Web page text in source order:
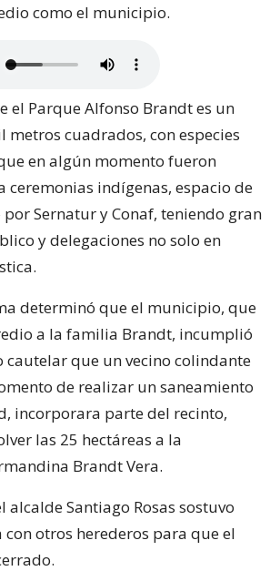
como el municipio.
el Parque Alfonso Brandt es un
metros cuadrados, con especies
en algún momento fueron
ceremonias indígenas, espacio de
Sernatur y Conaf, teniendo gran
y delegaciones no solo en
determinó que el municipio, que
a la familia Brandt, incumplió
cautelar que un vecino colindante
de realizar un saneamiento
incorporara parte del recinto,
las 25 hectáreas a la
Brandt Vera.
alcalde Santiago Rosas sostuvo
con otros herederos para que el